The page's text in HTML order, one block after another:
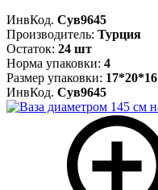
ИнвКод. Сув9645
Производитель: Турция
Остаток: 24 шт
Норма упаковки: 4
Размер упаковки: 17*20*16
ИнвКод. Сув9645